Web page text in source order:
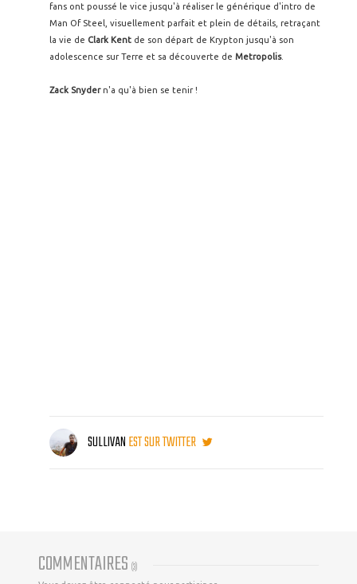
fans ont poussé le vice jusqu'à réaliser le générique d'intro de
Man Of Steel, visuellement parfait et plein de détails, retraçant
la vie de Clark Kent de son départ de Krypton jusqu'à son
adolescence sur Terre et sa découverte de Metropolis.
Zack Snydern'a qu'à bien se tenir !
SULLIVANEST SUR TWITTER
COMMENTAIRES (3)